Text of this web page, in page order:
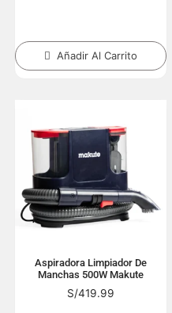
Añadir Al Carrito
Aspiradora Limpiador De
Manchas 500W Makute
S/419.99